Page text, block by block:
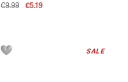
€9.99 €5.19
SALE